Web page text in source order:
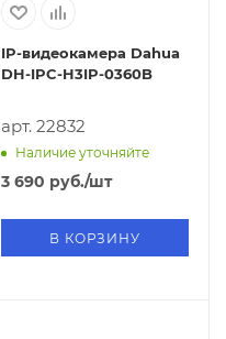
IP-видеокамера Dahua
DH-IPC-H3IP-0360B
арт. 22832
Наличие уточняйте
3 690 руб./шт
В КОРЗИНУ